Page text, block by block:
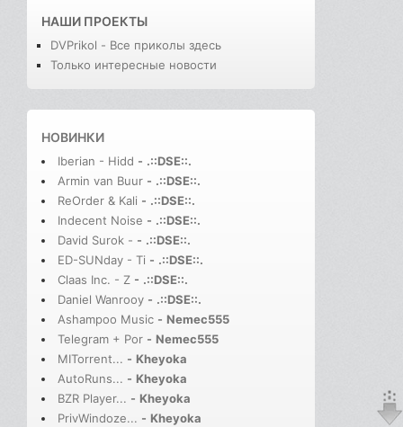
НАШИ ПРОЕКТЫ
DVPrikol - Все приколы здесь
Только интересные новости
НОВИНКИ
Iberian - Hidd - .::DSE::.
Armin van Buur - .::DSE::.
ReOrder & Kali - .::DSE::.
Indecent Noise - .::DSE::.
David Surok - - .::DSE::.
ED-SUNday - Ti - .::DSE::.
Claas Inc. - Z - .::DSE::.
Daniel Wanrooy - .::DSE::.
Ashampoo Music - Nemec555
Telegram + Por - Nemec555
MITorrent... - Kheyoka
AutoRuns... - Kheyoka
BZR Player... - Kheyoka
PrivWindoze... - Kheyoka